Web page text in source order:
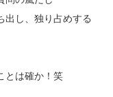
出し、独り占めする
とは確か！笑